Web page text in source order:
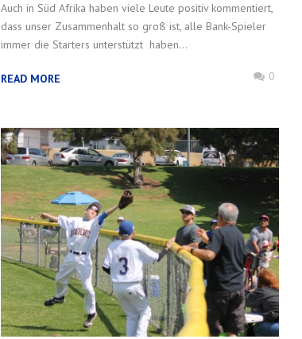
Auch in Süd Afrika haben viele Leute positiv kommentiert,
dass unser Zusammenhalt so groß ist, alle Bank-Spieler
immer die Starters unterstützt haben...
READ MORE 0